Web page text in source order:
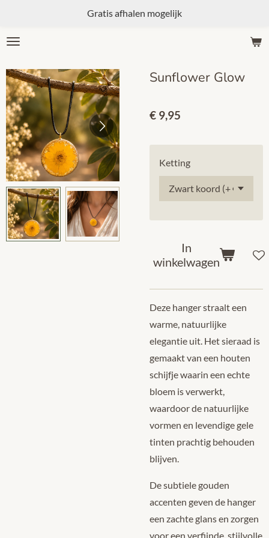
naar
hoofdinhoud
Gratis afhalen mogelijk
Sunflower Glow
€ 9,95
Ketting
In
winkelwagen
Deze hanger straalt een
warme, natuurlijke
elegantie uit. Het sieraad is
gemaakt van een houten
schijfje waarin een echte
bloem is verwerkt,
waardoor de natuurlijke
vormen en levendige gele
tinten prachtig behouden
blijven.
De subtiele gouden
accenten geven de hanger
een zachte glans en zorgen
voor een verfijnde, stijlvolle